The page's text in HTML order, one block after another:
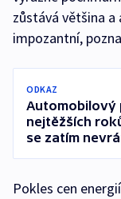
zůstává většina a
impozantní,
ODKAZ
Automobilový
nejtěžších
se zatím
Pokles cen